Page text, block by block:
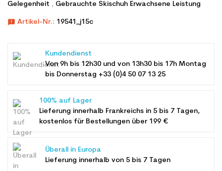
Gelegenheit , Gebrauchte Skischuh Erwachsene Leistung
announcement Artikel-Nr.: 19541_j15c
Kundendienst
Von 9h bis 12h30 und von 13h30 bis 17h Montag
bis Donnerstag +33 (0)4 50 07 13 25
100% auf Lager
Lieferung innerhalb Frankreichs in 5 bis 7 Tagen,
kostenlos für Bestellungen über 199 €
Überall in Europa
Lieferung innerhalb von 5 bis 7 Tagen